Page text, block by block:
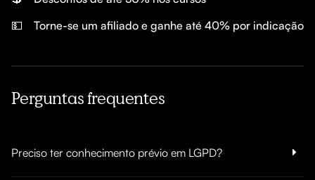
💵
Torne-se um afiliado e ganhe até 40% por indicação
Perguntas frequentes
Preciso ter conhecimento prévio em LGPD?